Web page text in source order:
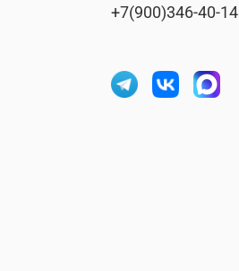
+7(900)346-40-14